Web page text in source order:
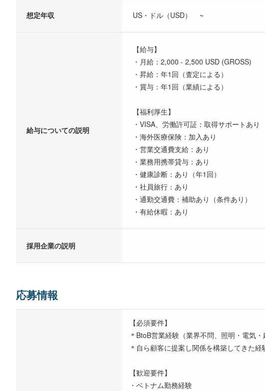
想定年収 US・ドル（USD） ~
給与についての説明
【給与】
・月給：2,000 - 2,500 USD (GROSS)
・昇給：年1回（査定による）
・賞与：年1回（業績による）
【福利厚生】
・VISA、労働許可証：取得サポートあり
・海外医療保険：加入あり
・営業交通費支給：あり
・業務用携帯貸与：あり
・健康診断：あり（年1回）
・社員旅行：あり
・通勤交通費：補助あり（条件あり）
・有給休暇：あり
採用企業の説明
応募情報
【必須要件】
＊BtoB営業経験（業界不問、照明・電気
＊自ら顧客に提案し関係を構築してきた経
【歓迎要件】
・ベトナム勤務経験